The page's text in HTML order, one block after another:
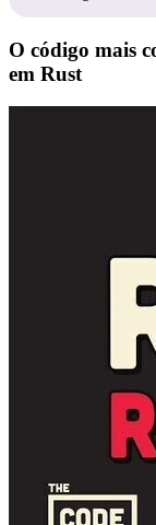
O código mais
em Rust